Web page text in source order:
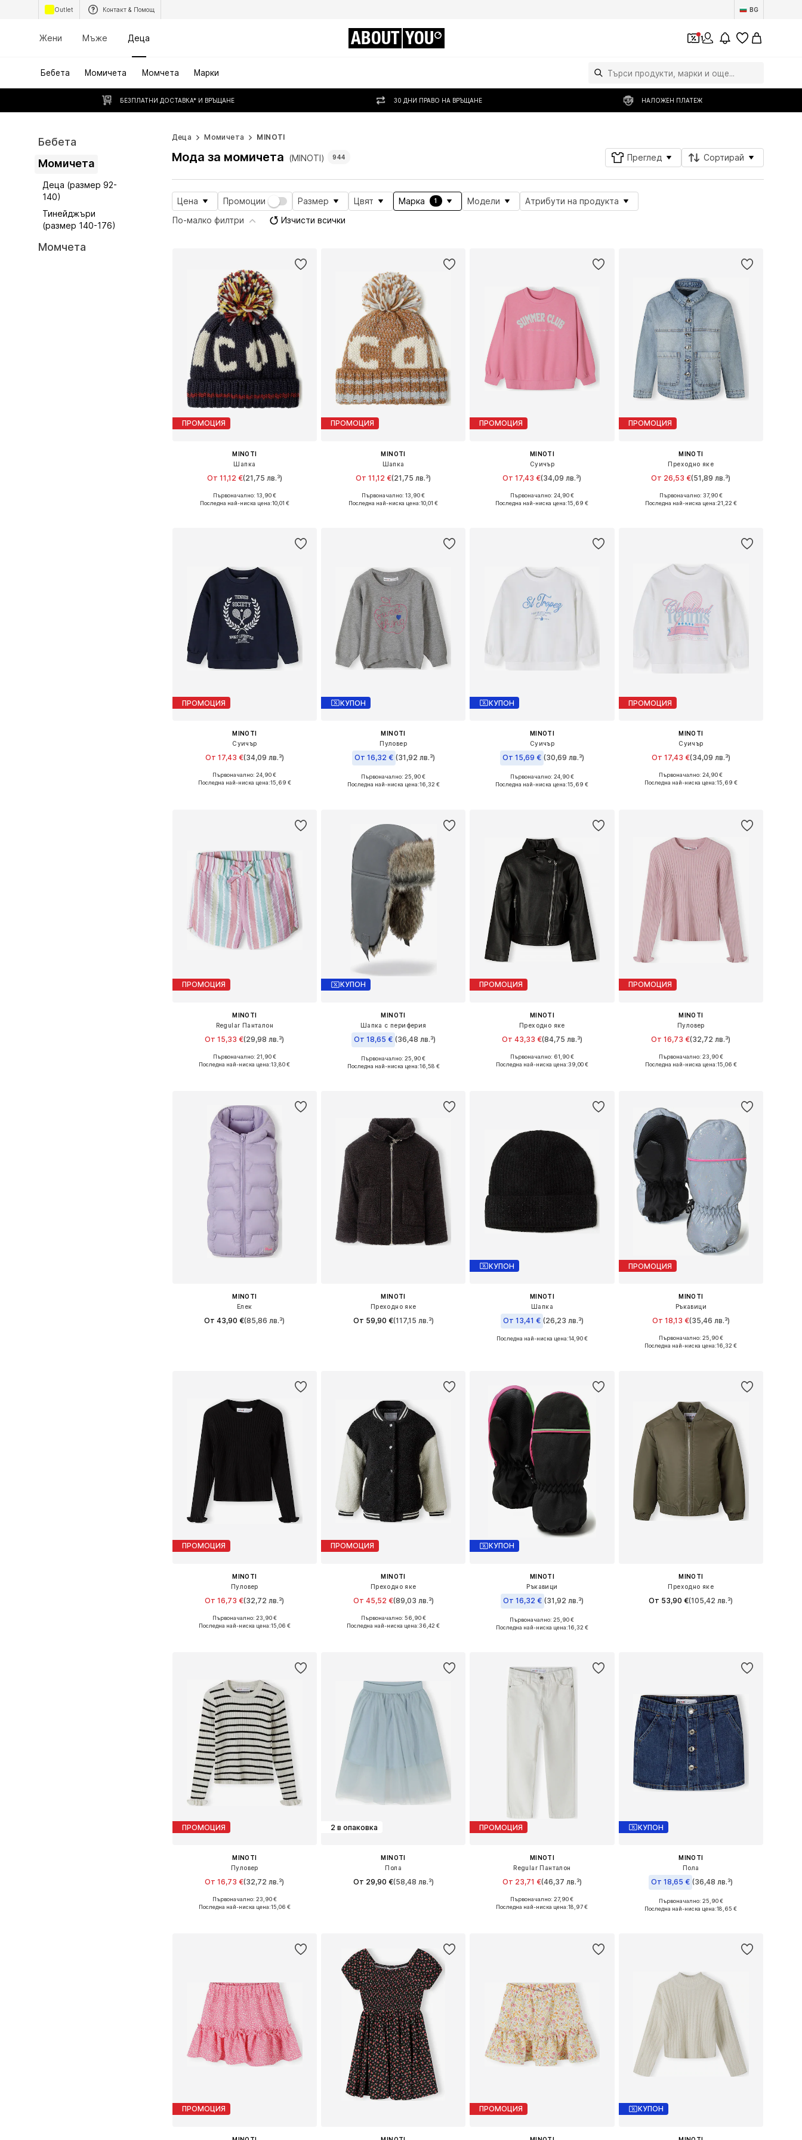
Outlet Контакт & Помощ BG
Жени Мъже Деца ABOUT YOU 1
Бебета Момичета Момчета Марки
БЕЗПЛАТНИ ДОСТАВКА* И ВРЪЩАНЕ 30 ДНИ ПРАВО НА ВРЪЩАНЕ НАЛОЖЕН ПЛАТЕЖ
Бебета
Момичета
Деца (размер 92-
140)
Тинейджъри
(размер 140-176)
Момчета
Деца Момичета MINOTI
Мода за момичета (MINOTI) 944 Преглед Сортирай
Цена Промоции Размер Цвят Марка 1 Модели
Атрибути на продукта
По-малко филтри
Изчисти всички
ПРОМОЦИЯ
MINOTI
Шапка
От 11,12 €(21,75 лв.³)
Налични размери: 51, 53-54, 55, 57
Първоначално: 13,90 €
Последна най-ниска цена:10,01 €
ПРОМОЦИЯ
MINOTI
Шапка
От 11,12 €(21,75 лв.³)
Налични размери: 51, 53-54, 55, 57
Първоначално: 13,90 €
Последна най-ниска цена:10,01 €
ПРОМОЦИЯ
MINOTI
Суичър
От 17,43 €(34,09 лв.³)
Предлага се в много размери
Първоначално: 24,90 €
Последна най-ниска цена:15,69 €
ПРОМОЦИЯ
MINOTI
Преходно яке
От 26,53 €(51,89 лв.³)
Предлага се в много размери
Първоначално: 37,90 €
Последна най-ниска цена:21,22 €
ПРОМОЦИЯ
MINOTI
Суичър
От 17,43 €(34,09 лв.³)
Предлага се в много размери
Първоначално: 24,90 €
Последна най-ниска цена:15,69 €
КУПОН
MINOTI
Пуловер
От 16,32 € (31,92 лв.³)
Предлага се в много размери
Първоначално: 25,90 €
Последна най-ниска цена:16,32 €
КУПОН
MINOTI
Суичър
От 15,69 € (30,69 лв.³)
Предлага се в много размери
Първоначално: 24,90 €
Последна най-ниска цена:15,69 €
ПРОМОЦИЯ
MINOTI
Суичър
От 17,43 €(34,09 лв.³)
Предлага се в много размери
Първоначално: 24,90 €
Последна най-ниска цена:15,69 €
ПРОМОЦИЯ
MINOTI
Regular Панталон
От 15,33 €(29,98 лв.³)
Предлага се в много размери
Първоначално: 21,90 €
Последна най-ниска цена:13,80 €
КУПОН
MINOTI
Шапка с периферия
От 18,65 € (36,48 лв.³)
Налични размери: 51, 53-54, 55, 57
Първоначално: 25,90 €
Последна най-ниска цена:16,58 €
ПРОМОЦИЯ
MINOTI
Преходно яке
От 43,33 €(84,75 лв.³)
Предлага се в много размери
Първоначално: 61,90 €
Последна най-ниска цена:39,00 €
ПРОМОЦИЯ
MINOTI
Пуловер
От 16,73 €(32,72 лв.³)
Предлага се в много размери
Първоначално: 23,90 €
Последна най-ниска цена:15,06 €
MINOTI
Елек
От 43,90 €(85,86 лв.³)
MINOTI
Преходно яке
От 59,90 €(117,15 лв.³)
КУПОН
MINOTI
Шапка
От 13,41 € (26,23 лв.³)
Налични размери: 51, 53-54, 55, 57
Последна най-ниска цена:14,90 €
ПРОМОЦИЯ
MINOTI
Ръкавици
От 18,13 €(35,46 лв.³)
Налични размери: XXS-S, XS-M
Първоначално: 25,90 €
Последна най-ниска цена:16,32 €
ПРОМОЦИЯ
MINOTI
Пуловер
От 16,73 €(32,72 лв.³)
Предлага се в много размери
Първоначално: 23,90 €
Последна най-ниска цена:15,06 €
ПРОМОЦИЯ
MINOTI
Преходно яке
От 45,52 €(89,03 лв.³)
Предлага се в много размери
Първоначално: 56,90 €
Последна най-ниска цена:36,42 €
КУПОН
MINOTI
Ръкавици
От 16,32 € (31,92 лв.³)
Налични размери: XXS-S, XS-M
Първоначално: 25,90 €
Последна най-ниска цена:16,32 €
MINOTI
Преходно яке
От 53,90 €(105,42 лв.³)
ПРОМОЦИЯ
MINOTI
Пуловер
От 16,73 €(32,72 лв.³)
Предлага се в много размери
Първоначално: 23,90 €
Последна най-ниска цена:15,06 €
2 в опаковка
MINOTI
Пола
От 29,90 €(58,48 лв.³)
ПРОМОЦИЯ
MINOTI
Regular Панталон
От 23,71 €(46,37 лв.³)
Предлага се в много размери
Първоначално: 27,90 €
Последна най-ниска цена:18,97 €
КУПОН
MINOTI
Пола
От 18,65 € (36,48 лв.³)
Предлага се в много размери
Първоначално: 25,90 €
Последна най-ниска цена:18,65 €
ПРОМОЦИЯ ПРОМОЦИЯ КУПОН